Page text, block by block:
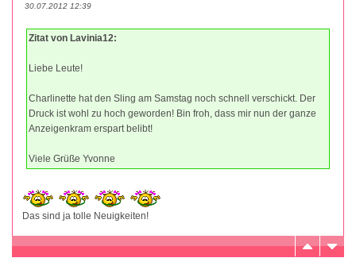
30.07.2012 12:39
Zitat von Lavinia12:
Liebe Leute!
Charlinette hat den Sling am Samstag noch schnell verschickt. Der
Druck ist wohl zu hoch geworden! Bin froh, dass mir nun der ganze
Anzeigenkram erspart belibt!
Viele Grüße Yvonne
Das sind ja tolle Neuigkeiten!